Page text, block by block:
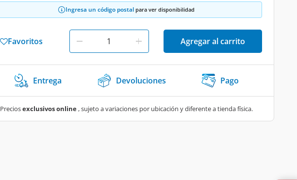
Ingresa un código postal para ver disponibilidad
Favoritos Agregar al carrito
Entrega Devoluciones Pago
Preciosexclusivos online, sujeto a variaciones por ubicación y diferente a tienda física.